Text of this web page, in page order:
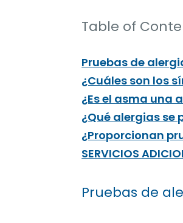
Table of
Pruebas de
¿Cuáles son los
¿Es el asma una
¿Qué alergias se
¿Proporcionan
SERVICIOS
Pruebas de